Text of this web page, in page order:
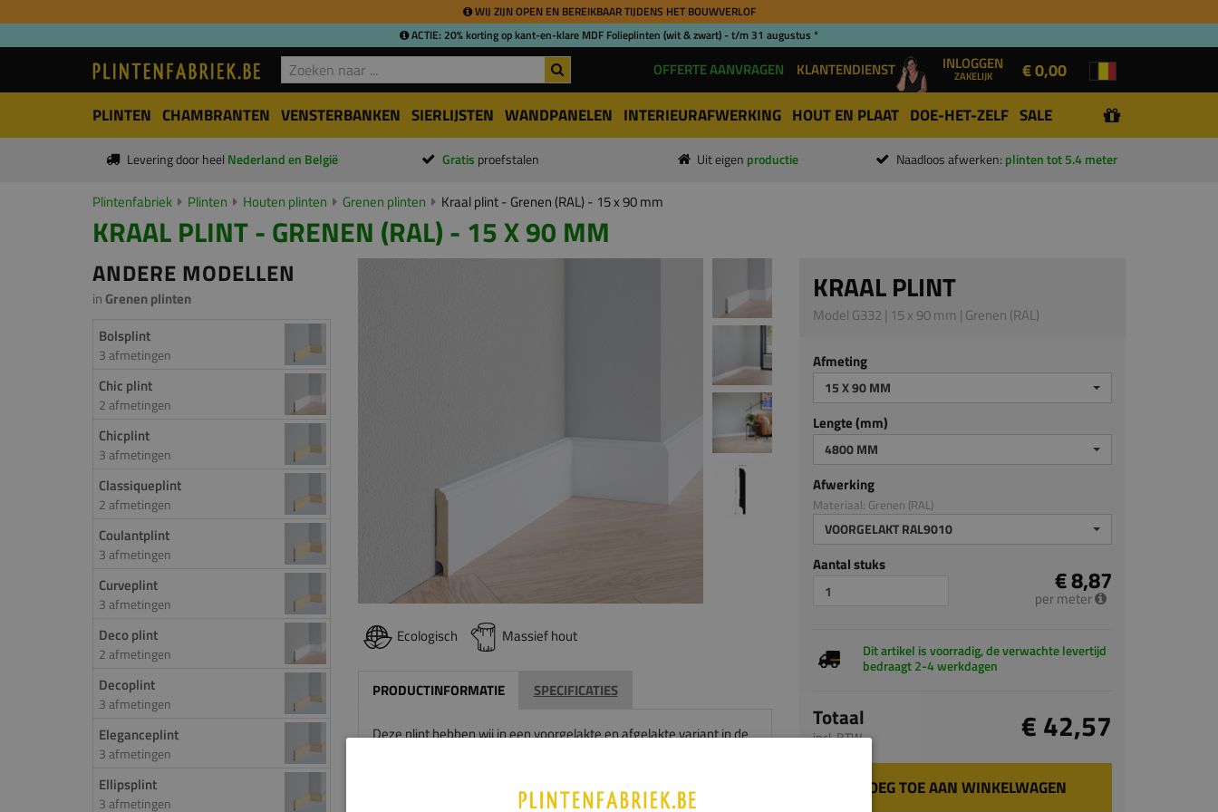
WIJ ZIJN OPEN EN BEREIKBAAR TIJDENS HET BOUWVERLOF
ACTIE: 20% korting op kant-en-klare MDF Folieplinten (wit & zwart) - t/m 31 augustus *
OFFERTE AANVRAGEN KLANTENDIENST INLOGGEN
ZAKELIJK € 0,00
PLINTEN CHAMBRANTEN VENSTERBANKEN SIERLIJSTEN WANDPANELEN INTERIEURAFWERKING HOUT EN PLAAT DOE-HET-ZELF SALE
Levering door heel Nederland en België Gratis proefstalen Uit eigen productie Naadloos afwerken: plinten tot 5.4 meter
Plintenfabriek Plinten Houten plinten Grenen plinten Kraal plint - Grenen (RAL) - 15 x 90 mm
KRAAL PLINT - GRENEN (RAL) - 15 X 90 MM
ANDERE MODELLEN
in Grenen plinten
Bolsplint
3 afmetingen
Chic plint
2 afmetingen
Chicplint
3 afmetingen
Classiqueplint
2 afmetingen
Coulantplint
3 afmetingen
Curveplint
3 afmetingen
Deco plint
2 afmetingen
Decoplint
3 afmetingen
Eleganceplint
3 afmetingen
Ellipsplint
3 afmetingen
Ecologisch Massief hout
PRODUCTINFORMATIE SPECIFICATIES
Deze plint hebben wij in een voorgelakte en afgelakte variant in de
touch wordt gegeven aan uw woonruimte.Omdat deze plint
KRAAL PLINT
Model G332 | 15 x 90 mm | Grenen (RAL)
Afmeting
15 X 90 MM
Lengte (mm)
4800 MM
Afwerking
Materiaal: Grenen (RAL)
VOORGELAKT RAL9010
Aantal stuks € 8,87
per meter
Dit artikel is voorradig, de verwachte levertijd
bedraagt 2-4 werkdagen
Totaal
incl. BTW € 42,57
VOEG TOE AAN WINKELWAGEN